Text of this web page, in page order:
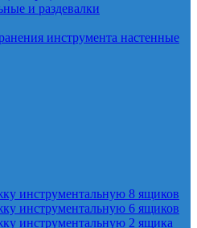
и раздевалки
инструмента настенные
инструментальную 8 ящиков
инструментальную 6 ящиков
инструментальную 2 ящика